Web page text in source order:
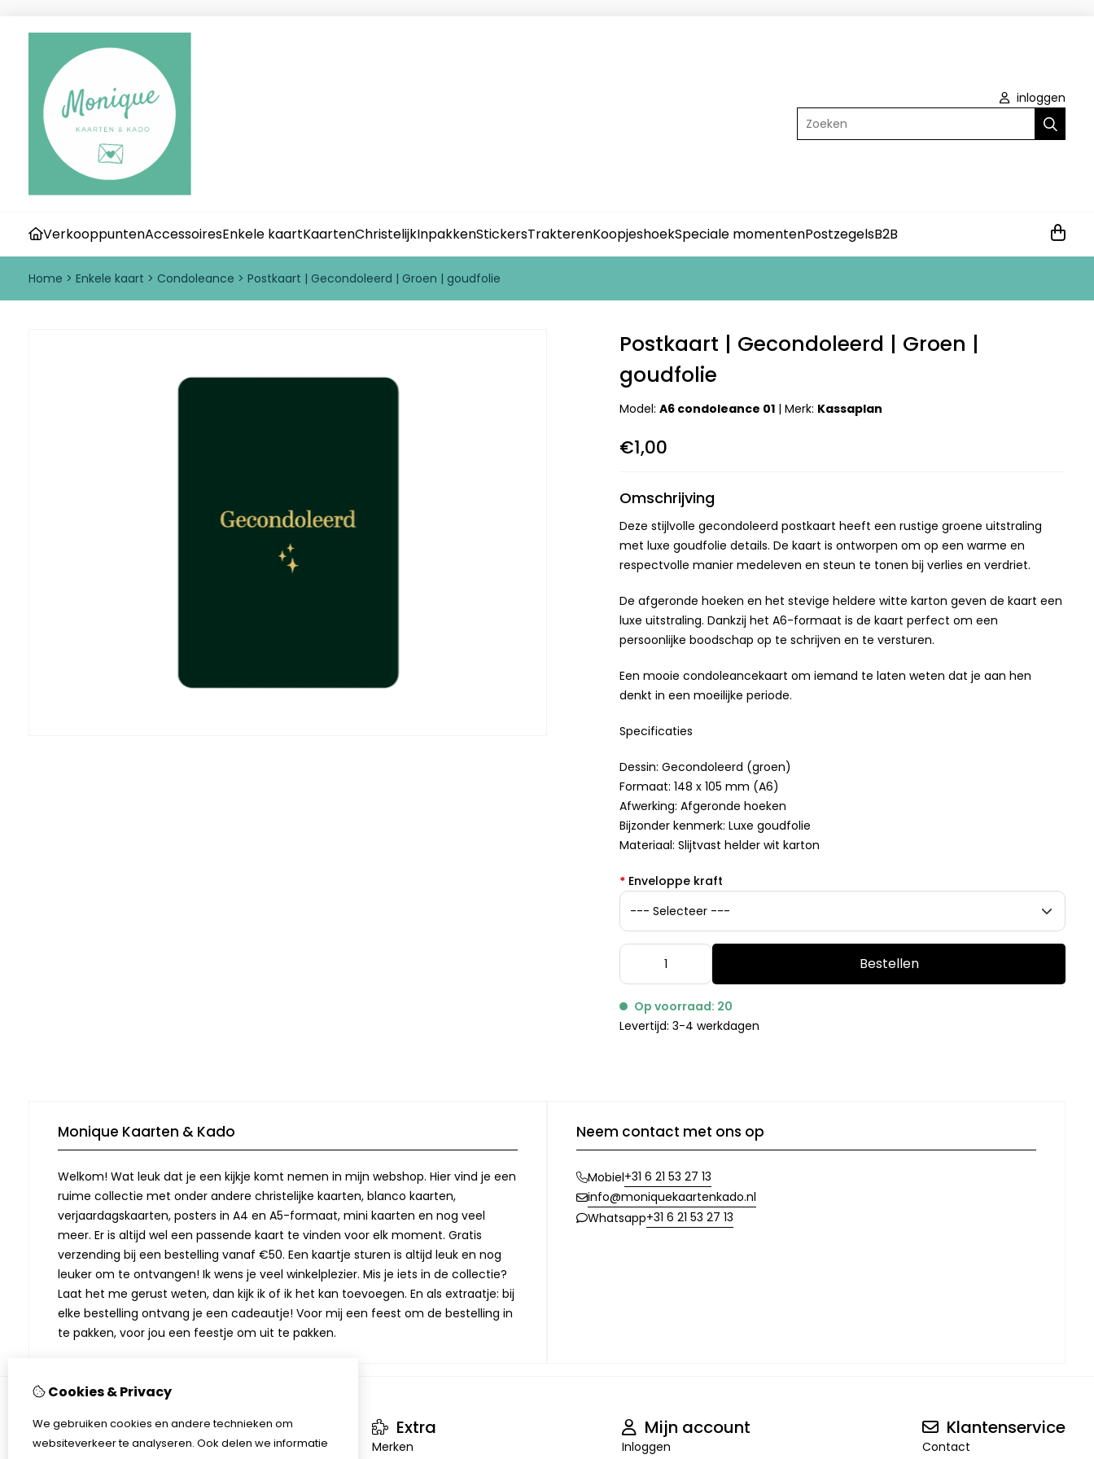
inloggen
Zoeken
VerkooppuntenAccessoiresEnkele kaartKaartenChristelijkInpakkenStickersTrakterenKoopjeshoekSpeciale momentenPostzegelsB2B
Home > Enkele kaart > Condoleance > Postkaart | Gecondoleerd | Groen | goudfolie
Postkaart | Gecondoleerd | Groen |
goudfolie
Model:A6 condoleance 01 |Merk: Kassaplan
€1,00
Omschrijving
Deze stijlvolle gecondoleerd postkaart heeft een rustige groene uitstraling
met luxe goudfolie details. De kaart is ontworpen om op een warme en
respectvolle manier medeleven en steun te tonen bij verlies en verdriet.
De afgeronde hoeken en het stevige heldere witte karton geven de kaart een
luxe uitstraling. Dankzij het A6-formaat is de kaart perfect om een
persoonlijke boodschap op te schrijven en te versturen.
Een mooie condoleancekaart om iemand te laten weten dat je aan hen
denkt in een moeilijke periode.
Specificaties
Dessin: Gecondoleerd (groen)
Formaat: 148 x 105 mm (A6)
Afwerking: Afgeronde hoeken
Bijzonder kenmerk: Luxe goudfolie
Materiaal: Slijtvast helder wit karton
* Enveloppe kraft
Bestellen
Op voorraad: 20
Levertijd: 3-4 werkdagen
Monique Kaarten & Kado
Welkom! Wat leuk dat je een kijkje komt nemen in mijn webshop. Hier vind je een
ruime collectie met onder andere christelijke kaarten, blanco kaarten,
verjaardagskaarten, posters in A4 en A5-formaat, mini kaarten en nog veel
meer. Er is altijd wel een passende kaart te vinden voor elk moment. Gratis
verzending bij een bestelling vanaf €50. Een kaartje sturen is altijd leuk en nog
leuker om te ontvangen! Ik wens je veel winkelplezier. Mis je iets in de collectie?
Laat het me gerust weten, dan kijk ik of ik het kan toevoegen. En als extraatje: bij
elke bestelling ontvang je een cadeautje! Voor mij een feest om de bestelling in
te pakken, voor jou een feestje om uit te pakken.
Neem contact met ons op
Mobiel+31 6 21 53 27 13
info@moniquekaartenkado.nl
Whatsapp+31 6 21 53 27 13
Informatie
Over Monique Kaarten & Kado
Extra
Merken
Mijn account
Inloggen
Klantenservice
Contact
Cookies & Privacy
We gebruiken cookies en andere technieken om
websiteverkeer te analyseren. Ook delen we informatie